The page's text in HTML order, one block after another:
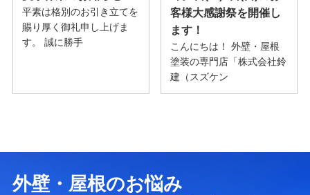
平素は格別のお引き立てを
賜り厚く御礼申し上げま
す。 誠に勝手
客様大感謝祭を開催し
ます！
こんにちは！ 外壁・屋根
塗装の専門店「株式会社鈴
建（スズケン
外壁・屋根のお悩み